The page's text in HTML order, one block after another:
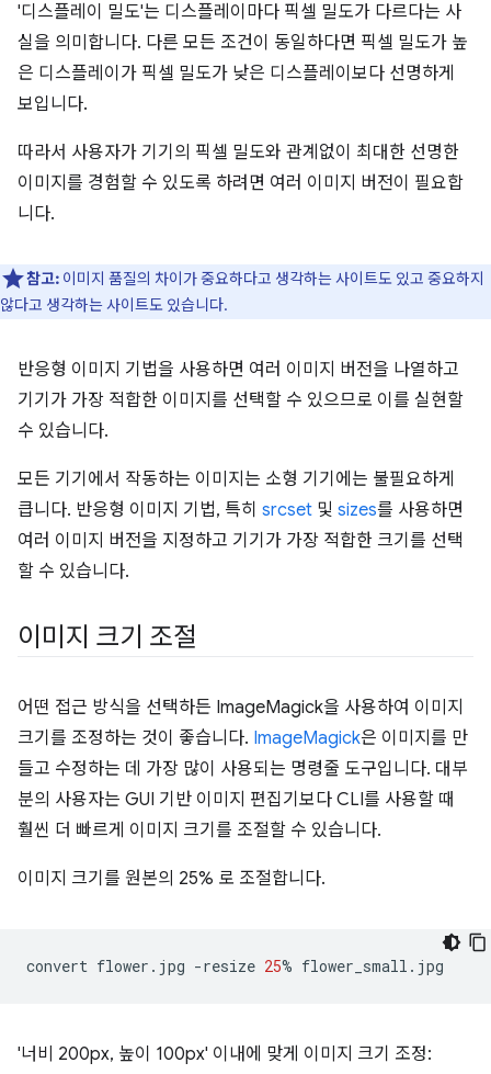
'디스플레이 밀도'는 디스플레이마다 픽셀 밀도가 다르다는 사
실을 의미합니다. 다른 모든 조건이 동일하다면 픽셀 밀도가 높
은 디스플레이가 픽셀 밀도가 낮은 디스플레이보다 선명하게
보입니다.
따라서 사용자가 기기의 픽셀 밀도와 관계없이 최대한 선명한
이미지를 경험할 수 있도록 하려면 여러 이미지 버전이 필요합
니다.
참고: 이미지 품질의 차이가 중요하다고 생각하는 사이트도 있고 중요하지
않다고 생각하는 사이트도 있습니다.
반응형 이미지 기법을 사용하면 여러 이미지 버전을 나열하고
기기가 가장 적합한 이미지를 선택할 수 있으므로 이를 실현할
수 있습니다.
모든 기기에서 작동하는 이미지는 소형 기기에는 불필요하게
큽니다. 반응형 이미지 기법, 특히 srcset 및 sizes를 사용하면
여러 이미지 버전을 지정하고 기기가 가장 적합한 크기를 선택
할 수 있습니다.
이미지 크기 조절
어떤 접근 방식을 선택하든 ImageMagick을 사용하여 이미지
크기를 조정하는 것이 좋습니다. ImageMagick은 이미지를 만
들고 수정하는 데 가장 많이 사용되는 명령줄 도구입니다. 대부
분의 사용자는 GUI 기반 이미지 편집기보다 CLI를 사용할 때
훨씬 더 빠르게 이미지 크기를 조절할 수 있습니다.
이미지 크기를 원본의 25% 로 조절합니다.
convert flower.jpg -resize 25%
'너비 200px, 높이 100px' 이내에 맞게 이미지 크기 조정: